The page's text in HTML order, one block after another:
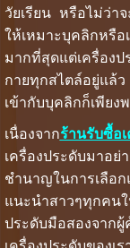
วัยเรียน หรือไม่ว่า
ให้เหมาะบุคลิกหรือ
มากที่สุดแต่เครื่อง
กายทุกสไตล์อยู่แล้ว
เข้ากับบุคลิกก็เพียง
เนื่องจากร้านรับซื้อ
เครื่องประดับมาอย่
ชำนาญในการเลือ
แนะนำสาวๆทุกคน
ประดับมือสองจา